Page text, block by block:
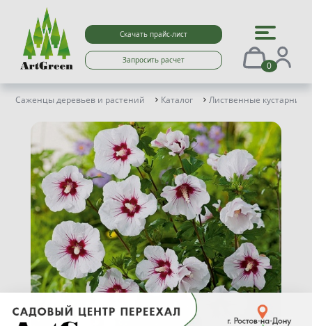
Скачать прайс-лист
Запросить расчет 0
Саженцы деревьев и растений Каталог Лиственные кустарники